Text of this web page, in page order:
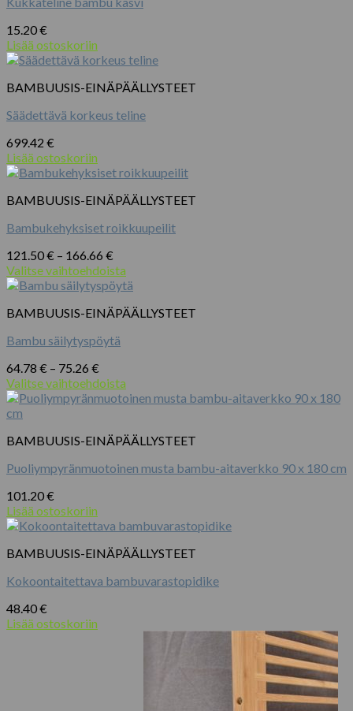
15.20€
Lisää ostoskoriin
BAMBUUSIS-EINÄPÄÄLLYSTEET
Säädettävä korkeus teline
699.42 €
Lisää ostoskoriin
BAMBUUSIS-EINÄPÄÄLLYSTEET
Bambukehyksiset roikkuupeilit
121.50€ – 166.66 €
121.50 €
-
Valitse vaihtoehdoista
Tällä
on
muunnelma.
tehdä
valinnat
tuotteen
sivulla.
BAMBUUSIS-EINÄPÄÄLLYSTEET
Bambu säilytyspöytä
64.78 € – 75.26 €
64.78 €
-
Valitse vaihtoehdoista
Tällä
tuotteella
useampi
Voit
valinnat
tuotteen
sivulla.
BAMBUUSIS-EINÄPÄÄLLYSTEET
Puoliympyränmuotoinen musta bambu-aitaverkko 90 x 180 cm
101.20€
Lisää ostoskoriin
BAMBUUSIS-EINÄPÄÄLLYSTEET
Kokoontaitettava bambuvarastopidike
48.40€
Lisää ostoskoriin